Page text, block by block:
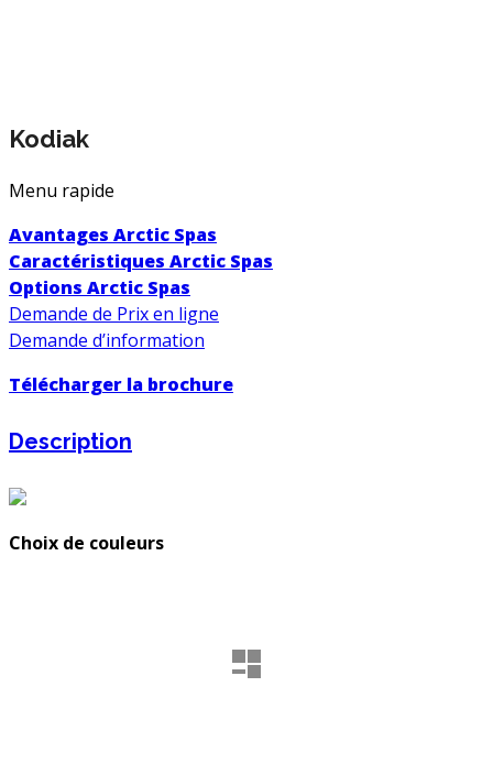
Kodiak
Menu rapide
Avantages Arctic Spas
Caractéristiques Arctic Spas
Options Arctic Spas
Demande de Prix en ligne
Demande d’information
Télécharger la brochure
Description
Choix de couleurs